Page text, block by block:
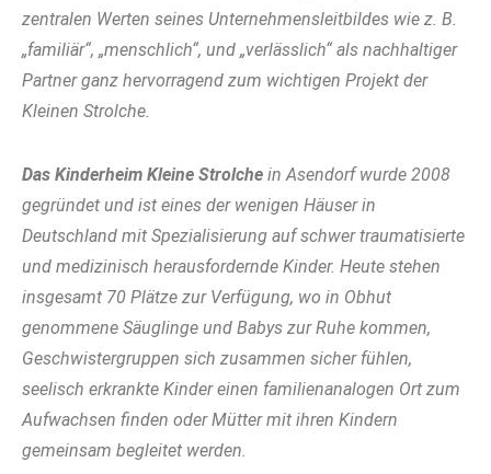
zentralen Werten seines Unternehmensleitbildes wie z. B.
„familiär“, „menschlich“, und „verlässlich“ als nachhaltiger
Partner ganz hervorragend zum wichtigen Projekt der
Kleinen Strolche.
Das Kinderheim Kleine Strolche in Asendorf wurde 2008
gegründet und ist eines der wenigen Häuser in
Deutschland mit Spezialisierung auf schwer traumatisierte
und medizinisch herausfordernde Kinder. Heute stehen
insgesamt 70 Plätze zur Verfügung, wo in Obhut
genommene Säuglinge und Babys zur Ruhe kommen,
Geschwistergruppen sich zusammen sicher fühlen,
seelisch erkrankte Kinder einen familienanalogen Ort zum
Aufwachsen finden oder Mütter mit ihren Kindern
gemeinsam begleitet werden.